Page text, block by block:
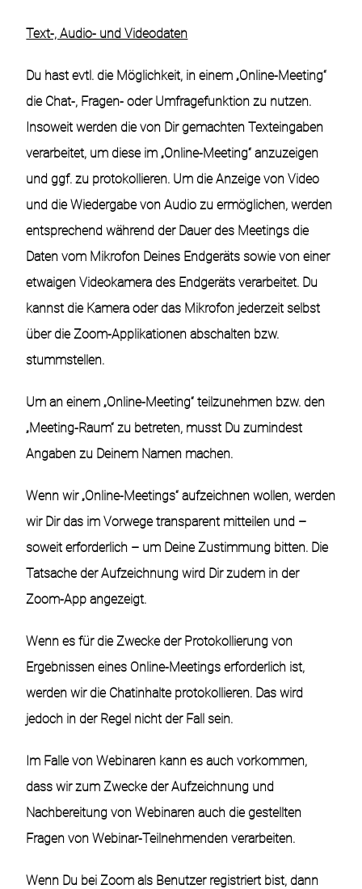
Text-, Audio- und Videodaten
Du hast evtl. die Möglichkeit, in einem „Online-Meeting“
die Chat-, Fragen- oder Umfragefunktion zu nutzen.
Insoweit werden die von Dir gemachten Texteingaben
verarbeitet, um diese im „Online-Meeting“ anzuzeigen
und ggf. zu protokollieren. Um die Anzeige von Video
und die Wiedergabe von Audio zu ermöglichen, werden
entsprechend während der Dauer des Meetings die
Daten vom Mikrofon Deines Endgeräts sowie von einer
etwaigen Videokamera des Endgeräts verarbeitet. Du
kannst die Kamera oder das Mikrofon jederzeit selbst
über die Zoom-Applikationen abschalten bzw.
stummstellen.
Um an einem „Online-Meeting“ teilzunehmen bzw. den
„Meeting-Raum“ zu betreten, musst Du zumindest
Angaben zu Deinem Namen machen.
Wenn wir „Online-Meetings“ aufzeichnen wollen, werden
wir Dir das im Vorwege transparent mitteilen und –
soweit erforderlich – um Deine Zustimmung bitten. Die
Tatsache der Aufzeichnung wird Dir zudem in der
Zoom-App angezeigt.
Wenn es für die Zwecke der Protokollierung von
Ergebnissen eines Online-Meetings erforderlich ist,
werden wir die Chatinhalte protokollieren. Das wird
jedoch in der Regel nicht der Fall sein.
Im Falle von Webinaren kann es auch vorkommen,
dass wir zum Zwecke der Aufzeichnung und
Nachbereitung von Webinaren auch die gestellten
Fragen von Webinar-Teilnehmenden verarbeiten.
Wenn Du bei Zoom als Benutzer registriert bist, dann